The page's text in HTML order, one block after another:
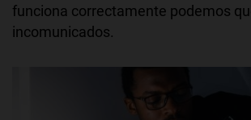
funciona correctamente podemos
incomunicados.